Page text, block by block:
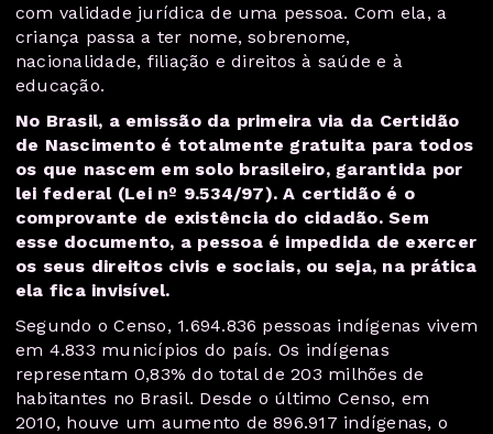
com validade jurídica de uma pessoa. Com ela, a
criança passa a ter nome, sobrenome,
nacionalidade, filiação e direitos à saúde e à
educação.
No Brasil, a emissão da primeira via da Certidão
de Nascimento é totalmente gratuita para todos
os que nascem em solo brasileiro, garantida por
lei federal (Lei nº 9.534/97). A certidão é o
comprovante de existência do cidadão. Sem
esse documento, a pessoa é impedida de exercer
os seus direitos civis e sociais, ou seja, na prática
ela fica invisível.
Segundo o Censo, 1.694.836 pessoas indígenas vivem
em 4.833 municípios do país. Os indígenas
representam 0,83% do total de 203 milhões de
habitantes no Brasil. Desde o último Censo, em
2010, houve um aumento de 896.917 indígenas, o